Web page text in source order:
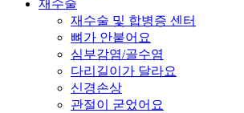
재수술
재수술 및 합병증 센터
뼈가 안붙어요
심부감염/골수염
다리길이가 달라요
신경손상
관절이 굳었어요